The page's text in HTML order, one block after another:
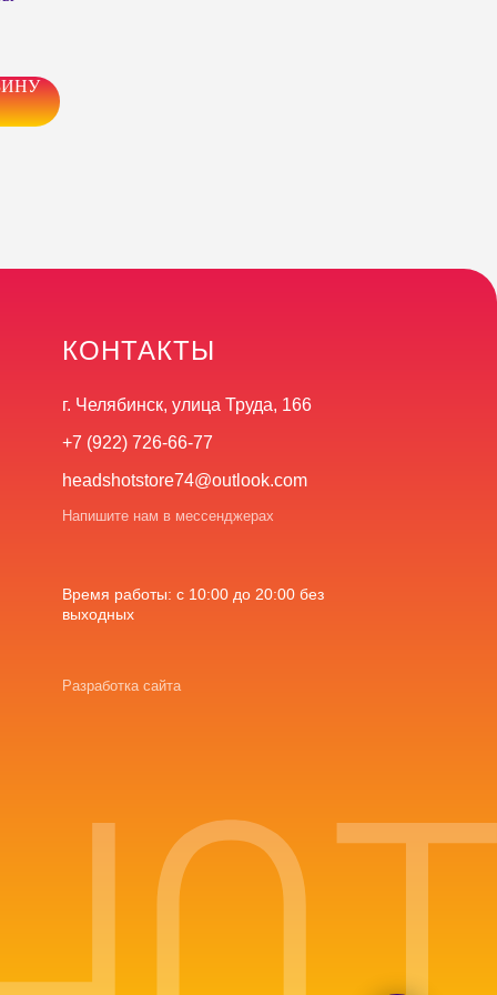
КОНТАКТЫ
+7 (922) 726-66-77
headshotstore74@outlook.com
Напишите нам в мессенджерах
Разработка сайта
Время работы: с 10:00 до 20:00 без
выходных
г. Челябинск, улица Труда, 166